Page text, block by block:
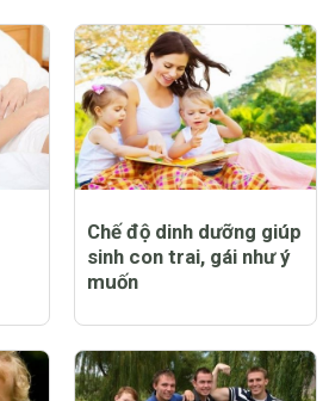
Chế độ dinh dưỡng giúp
sinh con trai, gái như ý
muốn